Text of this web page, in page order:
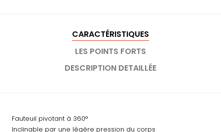
CARACTÉRISTIQUES
LES POINTS FORTS
DESCRIPTION DETAILLÉE
Fauteuil pivotant à 360°
Inclinable par une légère pression du corps